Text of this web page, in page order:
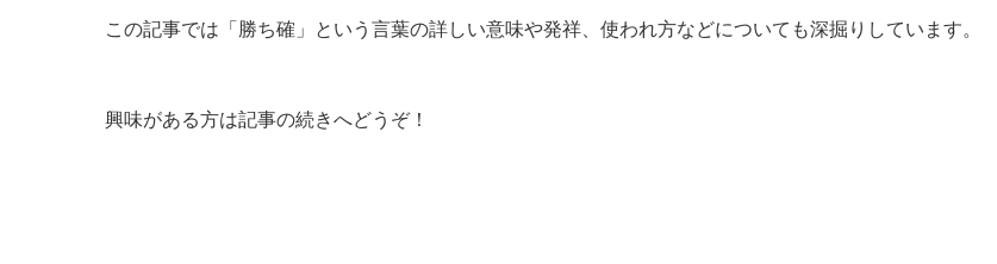
この記事では「勝ち確」という言葉の詳しい意味や発祥、使われ方などについても深掘りしています。
興味がある方は記事の続きへどうぞ！